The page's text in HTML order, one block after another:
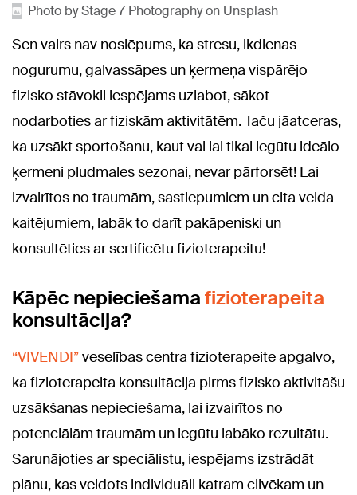
Photo by Stage 7 Photography on Unsplash
Sen vairs nav noslēpums, ka stresu, ikdienas
nogurumu, galvassāpes un ķermeņa vispārējo
fizisko stāvokli iespējams uzlabot, sākot
nodarboties ar fiziskām aktivitātēm. Taču jāatceras,
ka uzsākt sportošanu, kaut vai lai tikai iegūtu ideālo
ķermeni pludmales sezonai, nevar pārforsēt! Lai
izvairītos no traumām, sastiepumiem un cita veida
kaitējumiem, labāk to darīt pakāpeniski un
konsultēties ar sertificētu fizioterapeitu!
Kāpēc nepieciešamafizioterapeita
konsultācija?
“VIVENDI”veselības centra fizioterapeite apgalvo,
ka fizioterapeita konsultācija pirms fizisko aktivitāšu
uzsākšanas nepieciešama, lai izvairītos no
potenciālām traumām un iegūtu labāko rezultātu.
Sarunājoties ar speciālistu, iespējams izstrādāt
plānu, kas veidots individuāli katram cilvēkam un